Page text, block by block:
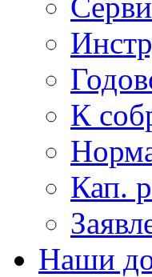
К
Кап.
Наши